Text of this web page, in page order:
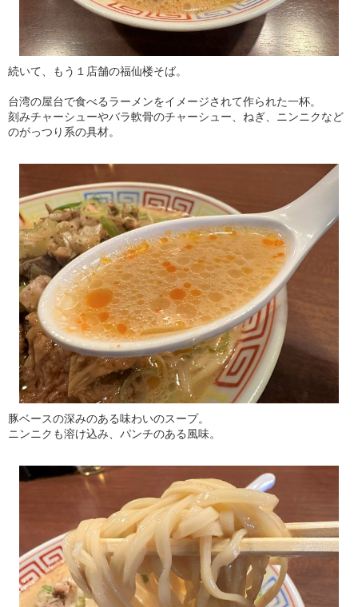
続いて、もう１店舗の福仙楼そば。
台湾の屋台で食べるラーメンをイメージされて作られた一杯。
刻みチャーシューやバラ軟骨のチャーシュー、ねぎ、ニンニクなど
のがっつり系の具材。
豚ベースの深みのある味わいのスープ。
ニンニクも溶け込み、パンチのある風味。